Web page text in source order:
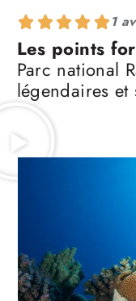
1
Les points
Parc national
légendaires et